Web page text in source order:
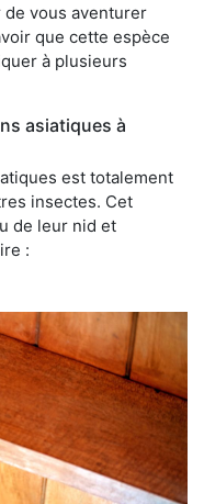
vous aventurer
que cette espèce
à plusieurs
asiatiques à
est totalement
insectes. Cet
de leur nid et
: